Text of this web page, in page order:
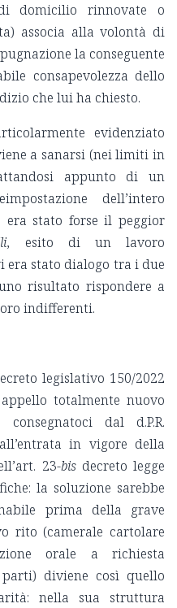
domicilio rinnovate o
associa alla volontà di
la conseguente
consapevolezza dello
che lui ha chiesto.
evidenziato
a sanarsi (nei limiti in
appunto di un
dell’intero
era stato forse il peggior
, esito di un lavoro
stato dialogo tra i due
risultato rispondere a
indifferenti.
legislativo 150/2022
totalmente nuovo
dal d.P.R.
in vigore della
23-bisdecreto legge
la soluzione sarebbe
prima della grave
rito (camerale cartolare
orale a richiesta
diviene così quello
nella sua struttura